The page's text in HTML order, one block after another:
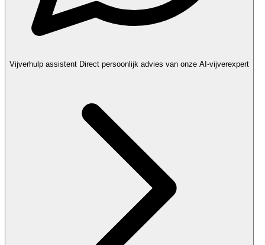
Vijverhulp assistent Direct persoonlijk advies van onze AI-vijverexpert